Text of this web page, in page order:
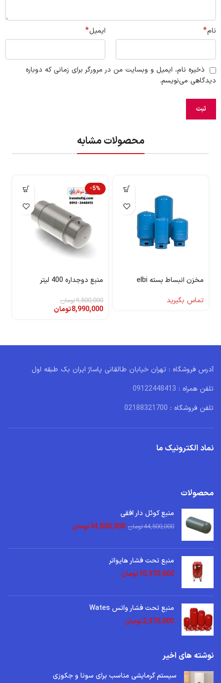
نام* ایمیل*
ذخیره نام، ایمیل و وبسایت من در مرورگر برای زمانی که دوباره
دیدگاهی می‌نویسم.
محصولات مشابه
مخزن انبساط بسته elbi
تماس بگیرید
-5%
منبع دوجداره 400 لیتر
9,500,000تومان
8,990,000تومان
آدرس فروشگاه : تهران خیابان طالقانی پاساژ ایران بک طبقه اول
تلفن همراه : 09122448413
تلفن فروشگاه : 02188321700
نماد الکترونیک ما
محصولات
منبع کوئل دار افقی
44,500,000تومان 34,000,000تومان
منبع تحت فشار هایواتر
10,970,000تومان
منبع تحت فشار واتس Wates
2,970,000تومان
نوشته های اخیر
سیستم گرمایشی مناسب برای سونا و جکوزی